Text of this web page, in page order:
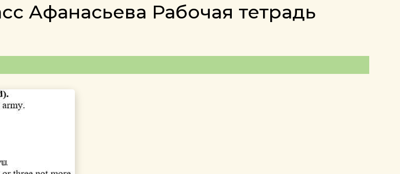
Афанасьева Рабочая тетрадь